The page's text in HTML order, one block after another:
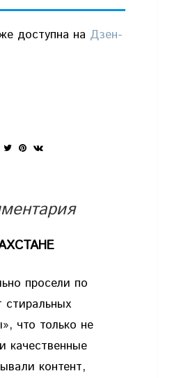
доступна на Дзен-
просели по
стиральных
что только не
качественные
контент,